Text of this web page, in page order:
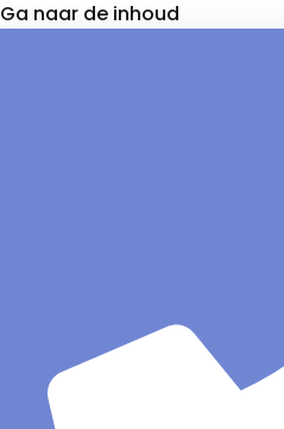
Ga naar de inhoud